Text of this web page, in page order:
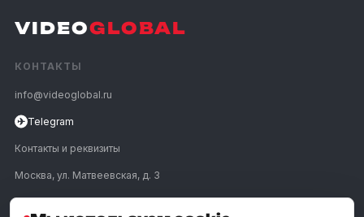
VIDEOGLOBAL
КОНТАКТЫ
info@videoglobal.ru
✈ Telegram
Контакты и реквизиты
Москва, ул. Матвеевская, д. 3